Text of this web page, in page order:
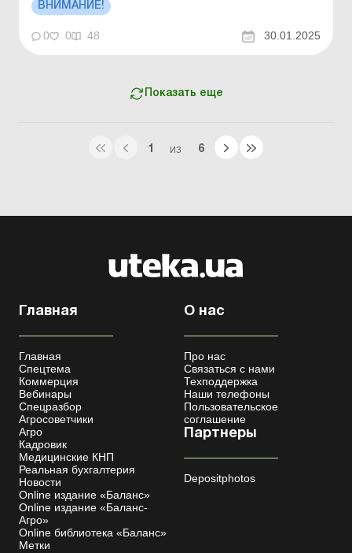
Налогового кодекса (далее – НК) лица, которые в
ВНИМАНИЕ!
0 0 48 30.01.2025
Показать еще
1 ИЗ 6
Главная
Главная
Спецтема
Коммерция
Вебинары
Спецразбор
Агросоветчики
Агро
Кадровик
Медицинские КНП
Реальная бухгалтерия
Новости
Online издание «Баланс»
Online издание «Баланс-
Агро»
Online библиотека «Баланс»
Метки
О нас
Про нас
Связаться с нами
Техподдержка
Наши телефоны
Пользовательское
соглашение
Партнеры
Depositphotos